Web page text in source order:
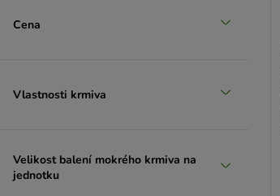
Cena
Vlastnosti krmiva
Velikost balení mokrého krmiva na
jednotku